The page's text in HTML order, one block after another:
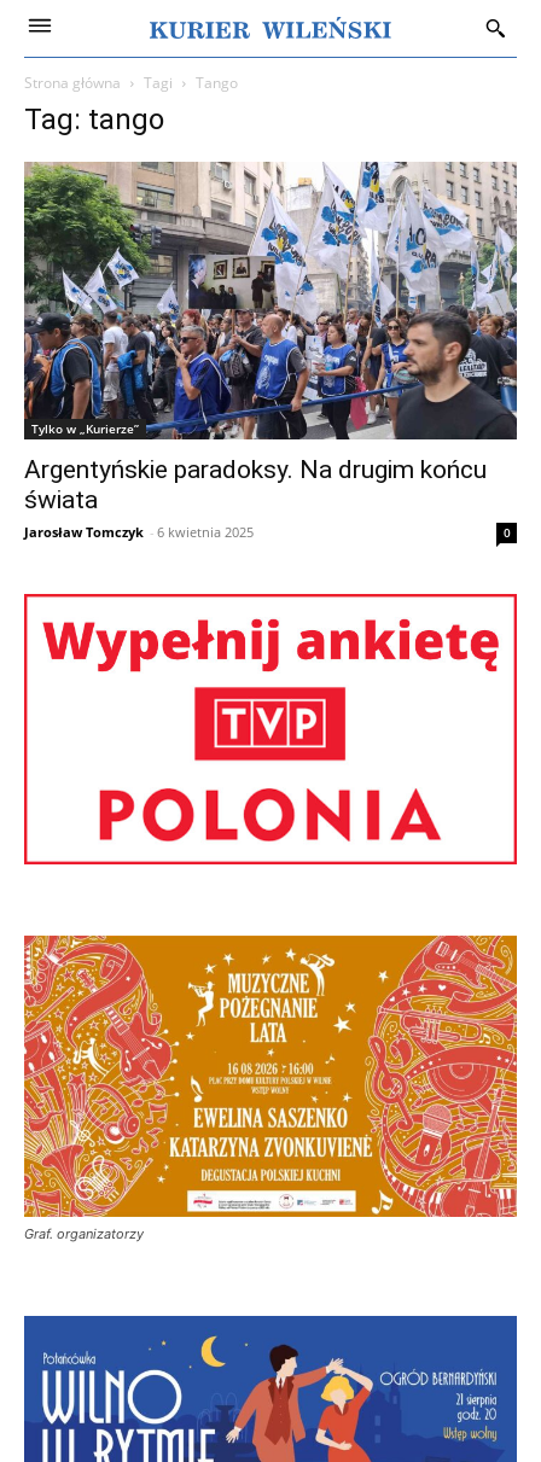
Strona główna Tagi Tango
Tag: tango
Tylko w „Kurierze”
Argentyńskie paradoksy. Na drugim końcu
świata
Jarosław Tomczyk - 6 kwietnia 2025 0
Graf. organizatorzy